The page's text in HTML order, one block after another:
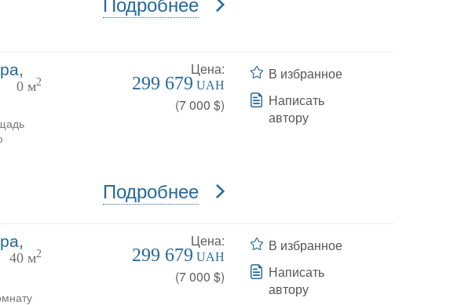
0 м2
Цена:
299 679 UAH
(7 000 $)
Подробнее
В избранное
Написать
автору
40 м2
Цена:
299 679 UAH
(7 000 $)
В избранное
Написать
автору